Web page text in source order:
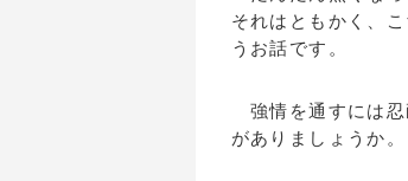
それはともかく、
うお話です。
強情を通すには
がありましょうか。